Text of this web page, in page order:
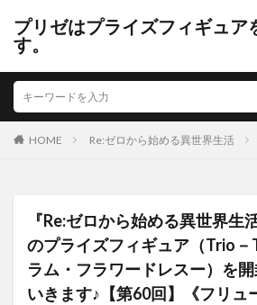
プリゼはプライズフィギュア
す。
HOME Re:ゼロから始める異世界生活
『Re:ゼロから始める異世界生
のプライズフィギュア（Trio
ラム・フラワードレスー）を
いきます♪【第60回】《フリュ